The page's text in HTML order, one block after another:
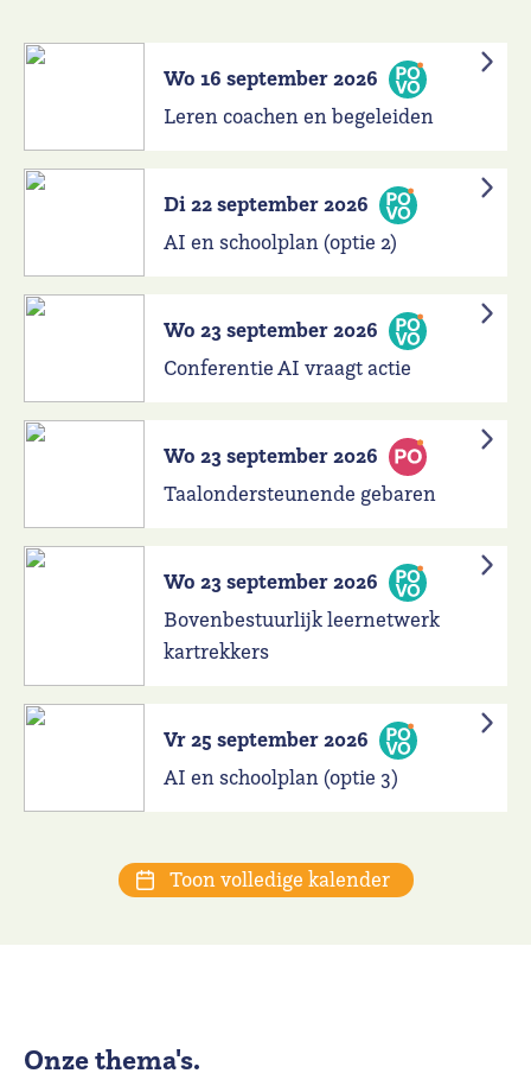
Wo 16 september 2026
Leren coachen en begeleiden
Di 22 september 2026
AI en schoolplan (optie 2)
Wo 23 september 2026
Conferentie AI vraagt actie
Wo 23 september 2026
Taalondersteunende gebaren
Wo 23 september 2026
Bovenbestuurlijk leernetwerk
kartrekkers
Vr 25 september 2026
AI en schoolplan (optie 3)
Toon volledige kalender
Onze thema's.